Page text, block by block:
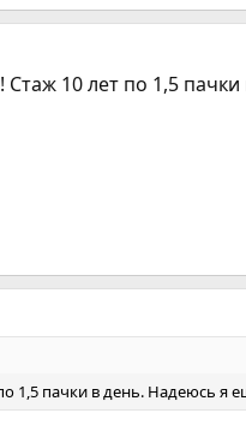
10 лет по 1,5
1,5 пачки в день. Надеюсь я